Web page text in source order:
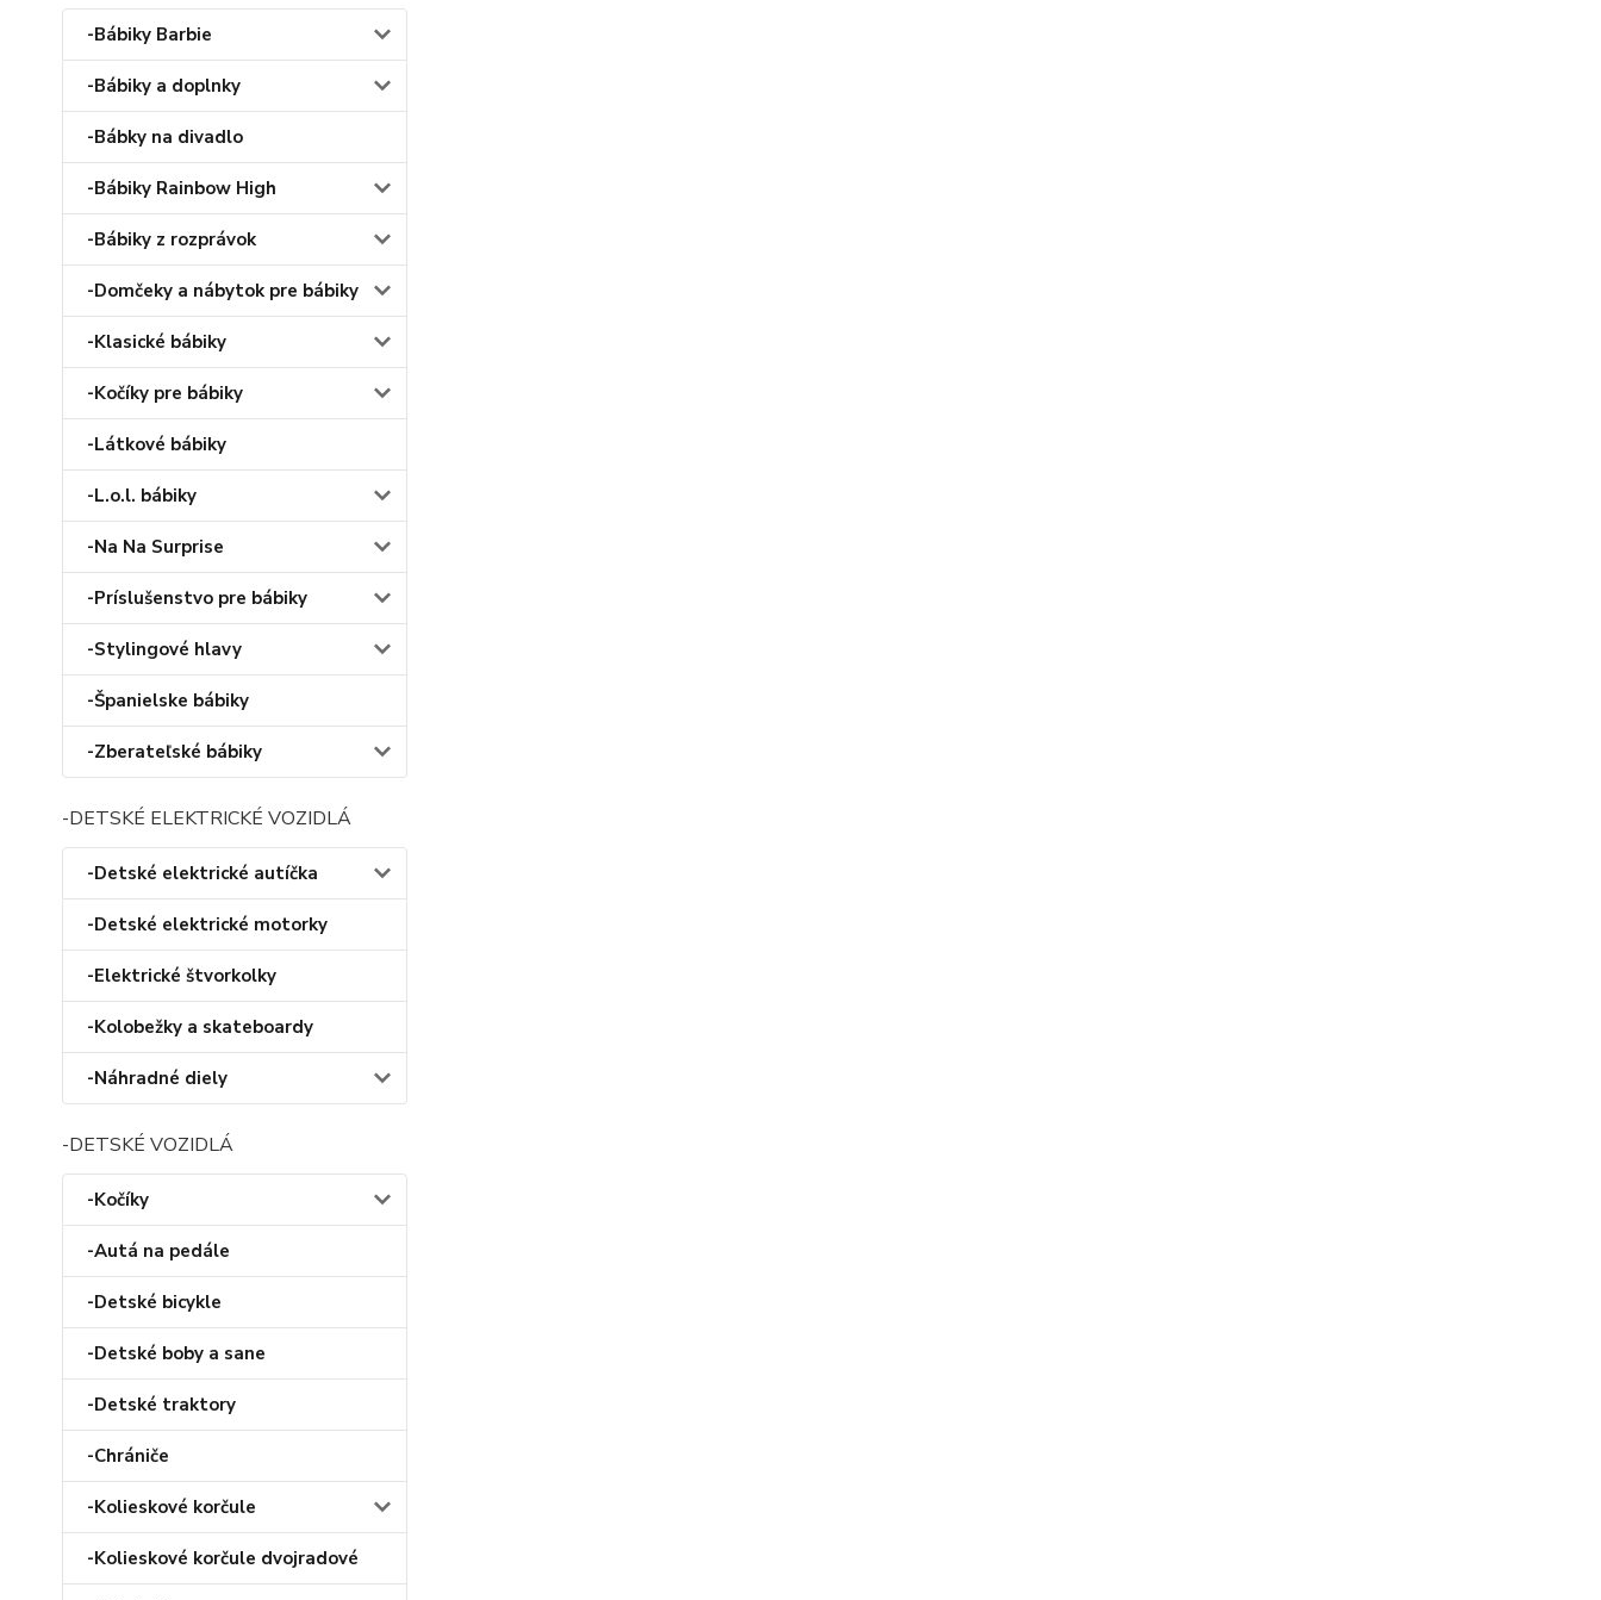
-Bábiky Barbie
-Bábiky a doplnky
-Bábky na divadlo
-Bábiky Rainbow High
-Bábiky z rozprávok
-Domčeky a nábytok pre bábiky
-Klasické bábiky
-Kočíky pre bábiky
-Látkové bábiky
-L.o.l. bábiky
-Na Na Surprise
-Príslušenstvo pre bábiky
-Stylingové hlavy
-Španielske bábiky
-Zberateľské bábiky
-DETSKÉ ELEKTRICKÉ VOZIDLÁ
-Detské elektrické autíčka
-Detské elektrické motorky
-Elektrické štvorkolky
-Kolobežky a skateboardy
-Náhradné diely
-DETSKÉ VOZIDLÁ
-Kočíky
-Autá na pedále
-Detské bicykle
-Detské boby a sane
-Detské traktory
-Chrániče
-Kolieskové korčule
-Kolieskové korčule dvojradové